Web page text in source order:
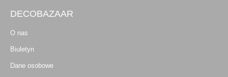
DECOBAZAAR
O nas
Biuletyn
Dane osobowe